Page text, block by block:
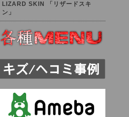
LIZARD SKIN 「リザードスキ
ン」